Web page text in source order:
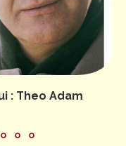
: Theo Adam